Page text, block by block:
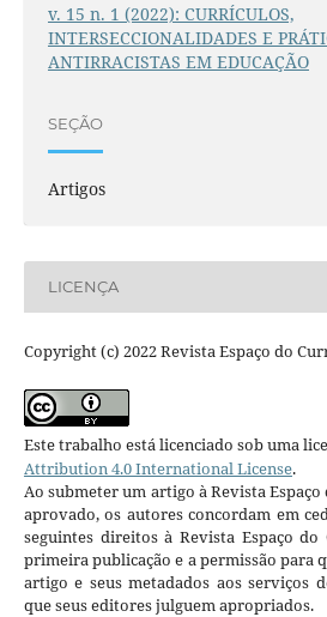
v. 15 n. 1 (2022): CURRÍCULOS,
INTERSECCIONALIDADES E
ANTIRRACISTAS EM EDUCAÇÃO
SEÇÃO
Artigos
LICENÇA
Copyright (c) 2022 Revista Espaço do
Este trabalho está licenciado sob uma
Attribution 4.0 International License.
Ao submeter um artigo à Revista
aprovado, os autores concordam em
seguintes direitos à Revista Espaço
primeira publicação e a permissão para
artigo e seus metadados aos serviços
que seus editores julguem apropriados.